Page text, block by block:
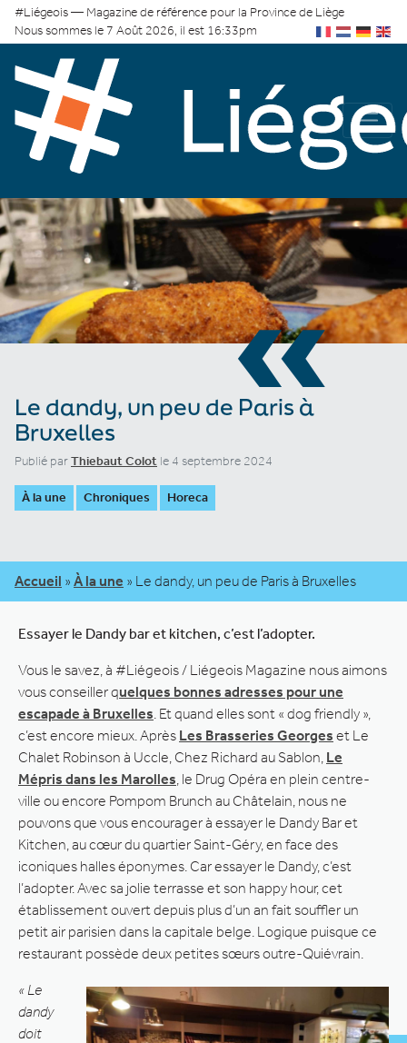
#Liégeois — Magazine de référence pour la Province de Liège
Nous sommes le 7 Août 2026, il est 16:33pm
«
Le dandy, un peu de Paris à
Bruxelles
Publié parThiebaut Colot le 4 septembre 2024
À la une Chroniques Horeca
Accueil » À la une » Le dandy, un peu de Paris à Bruxelles
Essayer le Dandy bar et kitchen, c’est l’adopter.
Vous le savez, à #Liégeois / Liégeois Magazine nous aimons
vous conseiller quelques bonnes adresses pour une
escapade à Bruxelles . Et quand elles sont « dog friendly »,
c’est encore mieux. Après Les Brasseries Georges et Le
Chalet Robinson à Uccle, Chez Richard au Sablon, Le
Mépris dans les Marolles , le Drug Opéra en plein centre-
ville ou encore Pompom Brunch au Châtelain, nous ne
pouvons que vous encourager à essayer le Dandy Bar et
Kitchen, au cœur du quartier Saint-Géry, en face des
iconiques halles éponymes. Car essayer le Dandy, c’est
l’adopter. Avec sa jolie terrasse et son happy hour, cet
établissement ouvert depuis plus d’un an fait souffler un
petit air parisien dans la capitale belge. Logique puisque ce
restaurant possède deux petites sœurs outre-Quiévrain.
« Le
dandy
doit